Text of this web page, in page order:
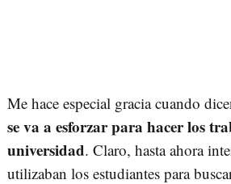
Me hace especial gracia cuando
se va a esforzar para hacer los
universidad. Claro, hasta ahora
utilizaban los estudiantes para